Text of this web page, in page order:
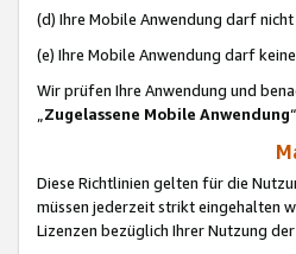
(d) Ihre Mobile Anwendung darf
(e) Ihre Mobile Anwendung darf
Wir prüfen Ihre Anwendung und
„Zugelassene Mobile Anwendung
Diese Richtlinien gelten für die
müssen jederzeit strikt eingehalten
Lizenzen bezüglich Ihrer Nutzung